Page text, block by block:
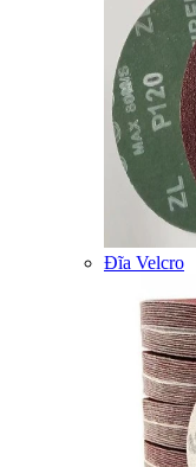
Đĩa Velcro